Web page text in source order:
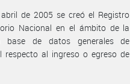
de 2005 se creó el Registro
Nacional en el ámbito de la
base de datos generales de
respecto al ingreso o egreso de